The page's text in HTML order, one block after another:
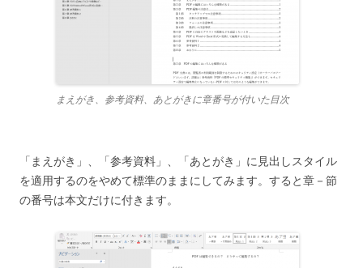
まえがき、参考資料、あとがきに章番号が付いた目次
「まえがき」、「参考資料」、「あとがき」に見出しスタイル
を適用するのをやめて標準のままにしてみます。すると章－節
の番号は本文だけに付きます。